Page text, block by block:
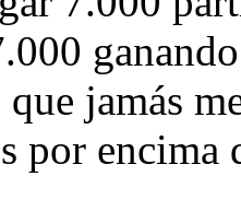
jamás
por encima